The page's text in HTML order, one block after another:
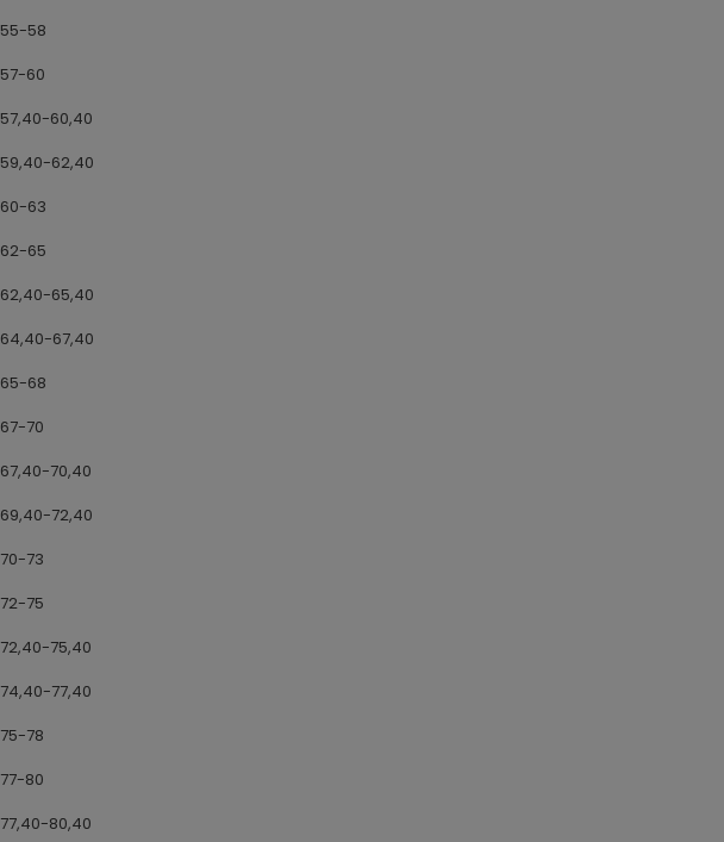
55-58
57-60
57,40-60,40
59,40-62,40
60-63
62-65
62,40-65,40
64,40-67,40
65-68
67-70
67,40-70,40
69,40-72,40
70-73
72-75
72,40-75,40
74,40-77,40
75-78
77-80
77,40-80,40